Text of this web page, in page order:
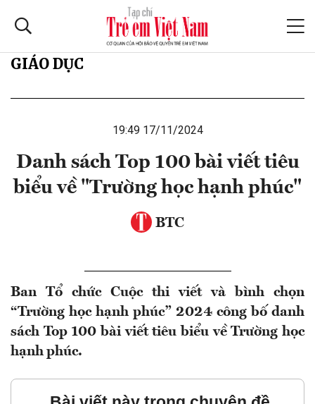
GIÁO DỤC
19:49 17/11/2024
Danh sách Top 100 bài viết tiêu
biểu về "Trường học hạnh phúc"
BTC
Ban Tổ chức Cuộc thi viết và bình chọn
“Trường học hạnh phúc” 2024 công bố danh
sách Top 100 bài viết tiêu biểu về Trường học
hạnh phúc.